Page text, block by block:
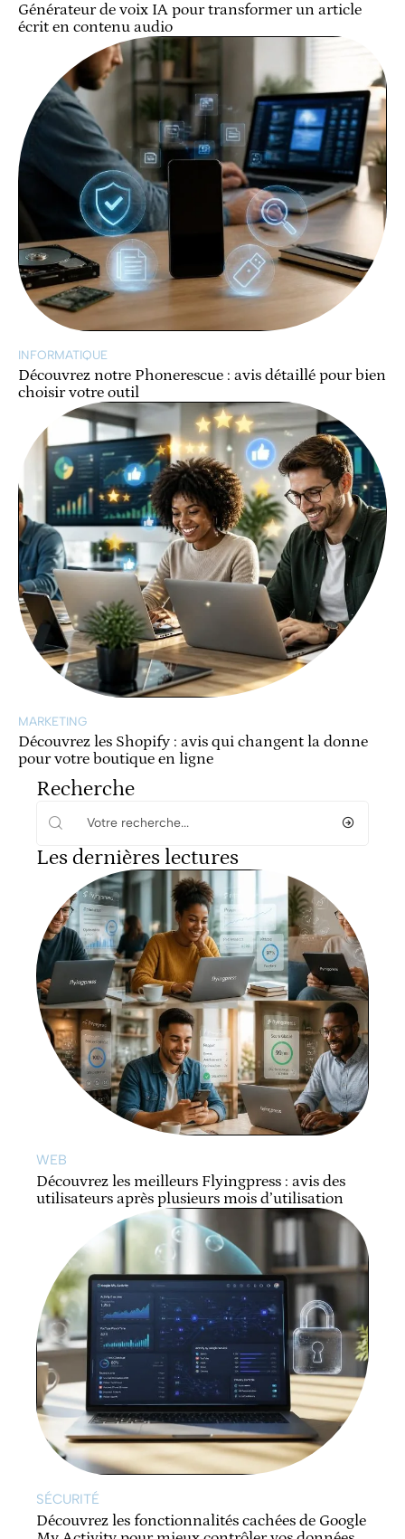
Générateur de voix IA pour transformer un article
écrit en contenu audio
INFORMATIQUE
Découvrez notre Phonerescue : avis détaillé pour bien
choisir votre outil
MARKETING
Découvrez les Shopify : avis qui changent la donne
pour votre boutique en ligne
Recherche
Les dernières lectures
WEB
Découvrez les meilleurs Flyingpress : avis des
utilisateurs après plusieurs mois d’utilisation
SÉCURITÉ
Découvrez les fonctionnalités cachées de Google